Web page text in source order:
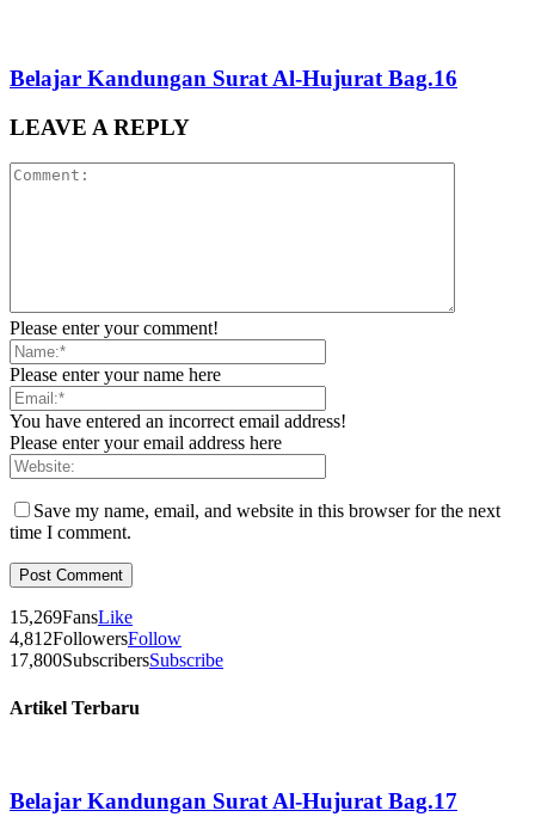
Belajar Kandungan Surat Al-Hujurat Bag.16
LEAVE A REPLY
Please enter your comment!
Please enter your name here
You have entered an incorrect email address!
Please enter your email address here
Save my name, email, and website in this browser for the next
time I comment.
15,269FansLike
4,812FollowersFollow
17,800SubscribersSubscribe
Artikel Terbaru
Belajar Kandungan Surat Al-Hujurat Bag.17